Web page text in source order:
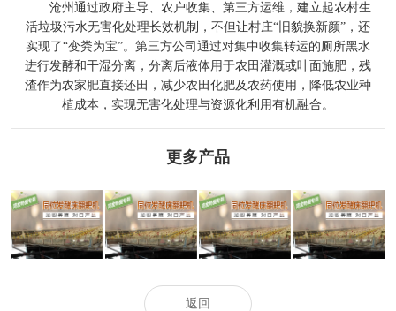
沧州通过政府主导、农户收集、第三方运维，建立起农村生
活垃圾污水无害化处理长效机制，不但让村庄“旧貌换新颜”，还
实现了“变粪为宝”。第三方公司通过对集中收集转运的厕所黑水
进行发酵和干湿分离，分离后液体用于农田灌溉或叶面施肥，残
渣作为农家肥直接还田，减少农田化肥及农药使用，降低农业种
植成本，实现无害化处理与资源化利用有机融合。
更多产品
【48812】陕西
省农机技能系统
专家深化西安有
机肥企业为果园
有机肥出产供给
【48812】雾炮
机助阵、走航车
实时监测——用
科技力气看
护“南通蓝”
【48812】除尘
又降温 健康市政
工地首现“雾炮
机” - 健康新闻
网
【48812】长沙
市雨花区新装16
套高压喷淋设备
改进城市空气质
量
返回